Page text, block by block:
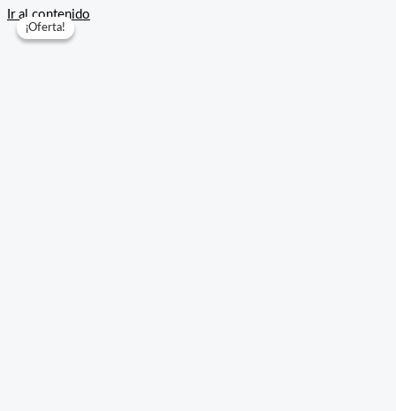
Ir al contenido
¡Oferta!
¡Oferta!